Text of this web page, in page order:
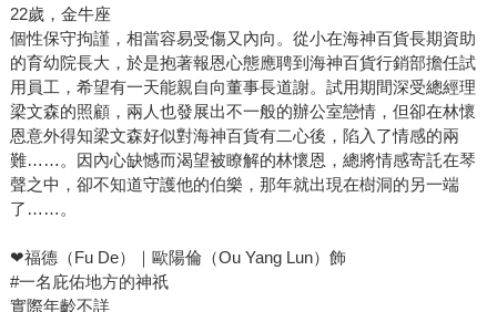
22歲，金牛座
個性保守拘謹，相當容易受傷又內向。從小在海神百貨長期資助
的育幼院長大，於是抱著報恩心態應聘到海神百貨行銷部擔任試
用員工，希望有一天能親自向董事長道謝。試用期間深受總經理
梁文森的照顧，兩人也發展出不一般的辦公室戀情，但卻在林懷
恩意外得知梁文森好似對海神百貨有二心後，陷入了情感的兩
難……。因內心缺憾而渴望被瞭解的林懷恩，總將情感寄託在琴
聲之中，卻不知道守護他的伯樂，那年就出現在樹洞的另一端
了……。
❤福德（Fu De）｜歐陽倫（Ou Yang Lun）飾
#一名庇佑地方的神祇
實際年齡不詳